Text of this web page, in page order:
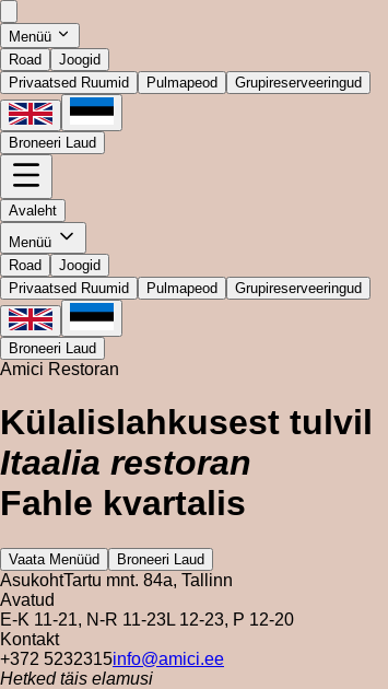
Menüü
Road
Joogid
Privaatsed Ruumid
Pulmapeod Grupireserveeringud
Broneeri Laud
Avaleht
Menüü
Road
Joogid
Privaatsed Ruumid
Pulmapeod Grupireserveeringud
Broneeri Laud
Amici Restoran
Külalislahkusest tulvil
Itaalia restoran
Fahle kvartalis
Vaata Menüüd Broneeri Laud
AsukohtTartu mnt. 84a, Tallinn
Avatud
E-K 11-21, N-R 11-23L 12-23, P 12-20
Kontakt
+372 5232315info@amici.ee
Hetked täis elamusi